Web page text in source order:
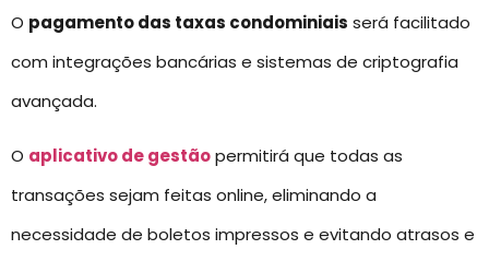
O pagamento das taxas condominiais será facilitado
com integrações bancárias e sistemas de criptografia
avançada.
O aplicativo de gestãopermitirá que todas as
transações sejam feitas online, eliminando a
necessidade de boletos impressos e evitando atrasos e